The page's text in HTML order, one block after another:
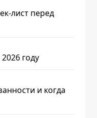
лист перед
году
и когда